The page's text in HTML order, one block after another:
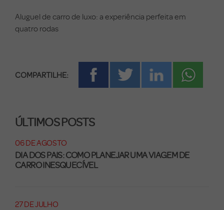
Aluguel de carro de luxo: a experiência perfeita em
quatro rodas
COMPARTILHE:
ÚLTIMOS POSTS
06 DE AGOSTO
DIA DOS PAIS: COMO PLANEJAR UMA VIAGEM DE
CARRO INESQUECÍVEL
27 DE JULHO